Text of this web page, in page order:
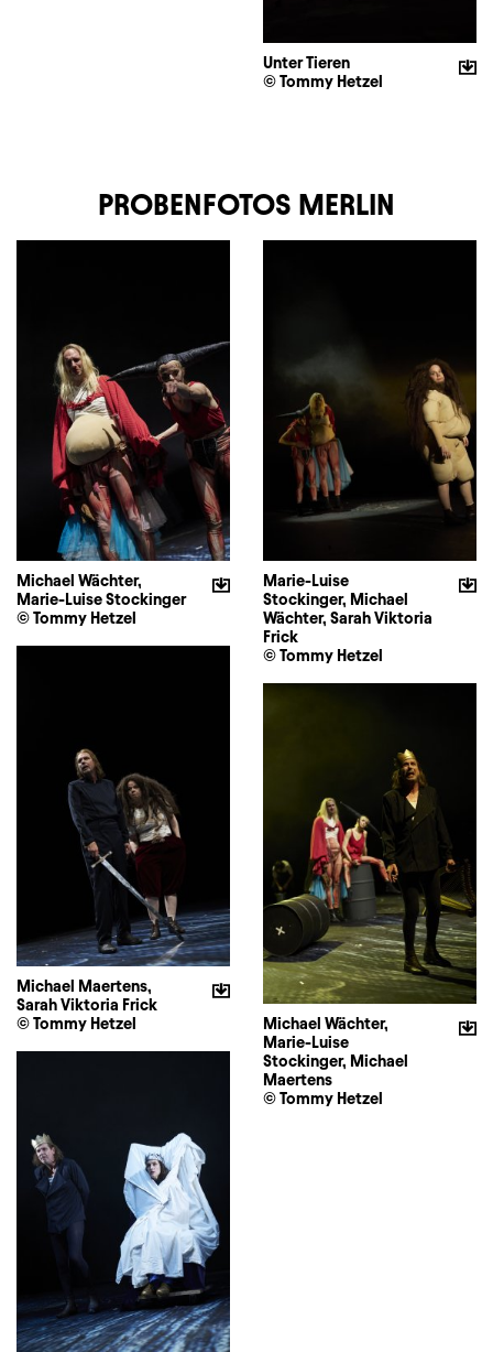
Unter Tieren
© Tommy Hetzel
PROBENFOTOS MERLIN
Michael Wächter,
Marie-Luise Stockinger
© Tommy Hetzel
Marie-Luise
Stockinger, Michael
Wächter, Sarah Viktoria
Frick
© Tommy Hetzel
Michael Maertens,
Sarah Viktoria Frick
© Tommy Hetzel
Michael Wächter,
Marie-Luise
Stockinger, Michael
Maertens
© Tommy Hetzel